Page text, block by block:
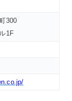
300
1F